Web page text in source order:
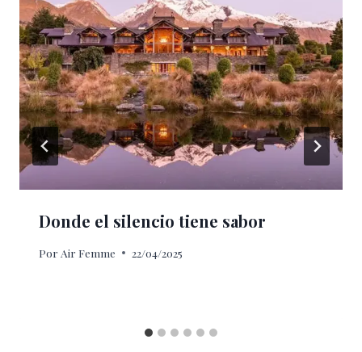
Donde el silencio tiene sabor
Por Air Femme 22/04/2025